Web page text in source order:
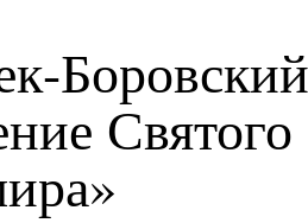
Святого